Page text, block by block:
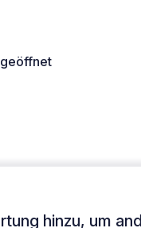
hinzu, um